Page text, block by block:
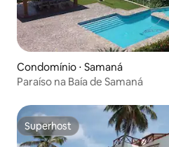
Condomínio ⋅ Samaná
Paraíso na Baía de Samaná
Superhost
Superhost